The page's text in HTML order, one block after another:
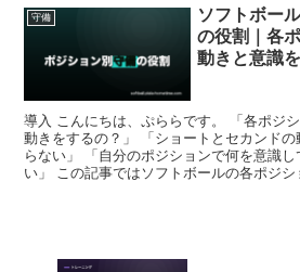
守備
ソフトボー
の役割｜各
動きと意識
導入 こんにちは、ぷららです。 「各ポジ
動きをするの？」 「ショートとセカンド
らない」 「自分のポジションで何を意識
い」 この記事ではソフトボールの各ポジシ